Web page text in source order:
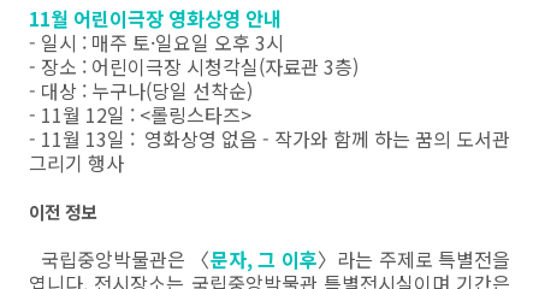
11월 어린이극장 영화상영 안내
- 일시 : 매주 토·일요일 오후 3시
- 장소 : 어린이극장 시청각실(자료관 3층)
- 대상 : 누구나(당일 선착순)
- 11월 12일 : <롤링스타즈>
- 11월 13일 : 영화상영 없음 - 작가와 함께 하는 꿈의 도서관
그리기 행사
이전 정보
국립중앙박물관은 〈문자, 그 이후〉라는 주제로 특별전을
엽니다. 전시장소는 국립중앙박물관 특별전시실이며 기간은